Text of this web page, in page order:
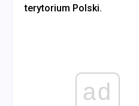
terytorium Polski.
ad